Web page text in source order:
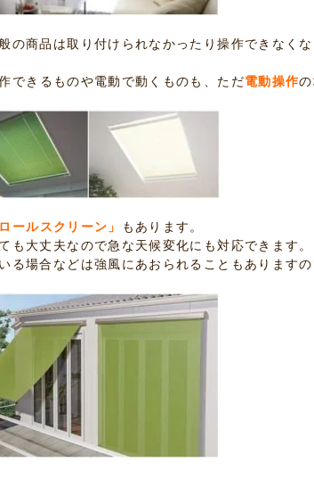
の商品は取り付けられなかったり操作できなく
できるものや電動で動くものも、ただ電動操作
ールスクリーン」
もあります。
も大丈夫なので急な天候変化にも対応できます。
る場合などは強風にあおられることもあります